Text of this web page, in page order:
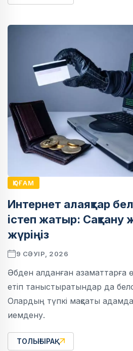
ҚОҒАМ
Интернет алаяқтар
істеп жатыр: Сақтану
жүріңіз
9 СӘУІР, 2026
Әбден алданған азаматтарға
етіп таныстыратындар да
Олардың түпкі мақсаты
иемдену.
ТОЛЫҒЫРАҚ